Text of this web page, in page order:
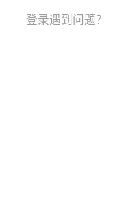
登录遇到问题？